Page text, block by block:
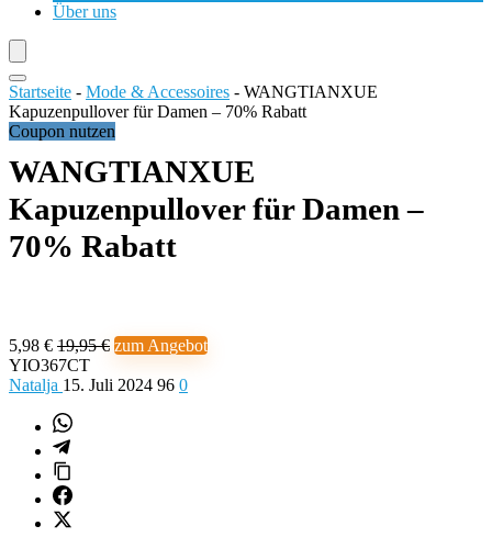
Über uns
Startseite - Mode & Accessoires - WANGTIANXUE
Kapuzenpullover für Damen – 70% Rabatt
Coupon nutzen
WANGTIANXUE
Kapuzenpullover für Damen –
70% Rabatt
5,98 € 19,95 € zum Angebot
YIO367CT
Natalja 15. Juli 2024 96 0